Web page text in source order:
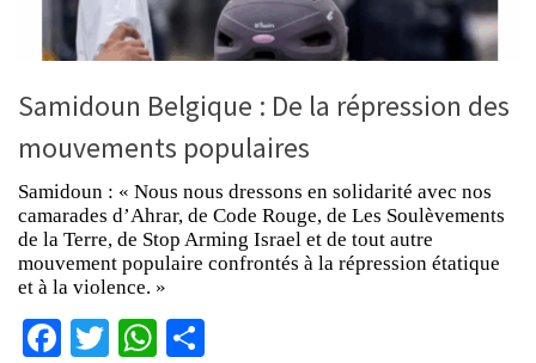
Samidoun Belgique : De la répression des
mouvements populaires
Samidoun : « Nous nous dressons en solidarité avec nos
camarades d’Ahrar, de Code Rouge, de Les Soulèvements
de la Terre, de Stop Arming Israel et de tout autre
mouvement populaire confrontés à la répression étatique
et à la violence. »
Facebook
TwitterWhatsApp